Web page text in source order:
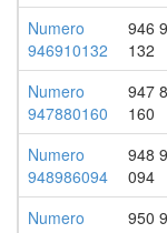
Numero
946910132
946
132
Numero
947880160
947
160
Numero
948986094
948
094
Numero
950